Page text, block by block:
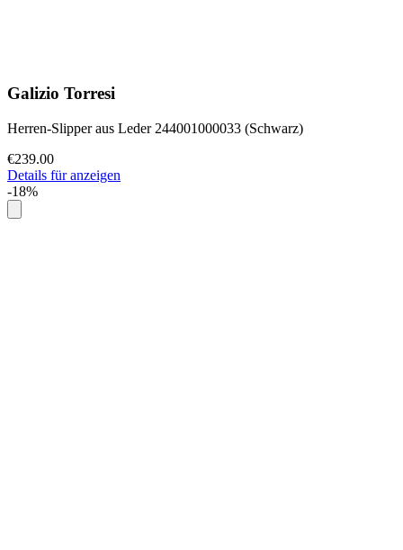
Galizio Torresi
Herren-Slipper aus Leder 244001000033 (Schwarz)
€239.00
Details für anzeigen
-18%